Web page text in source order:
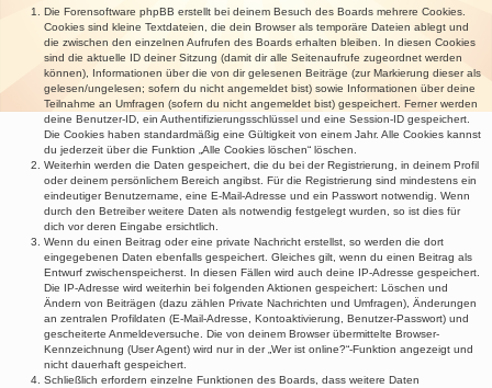
Die Forensoftware phpBB erstellt bei deinem Besuch des Boards mehrere Cookies.
Cookies sind kleine Textdateien, die dein Browser als temporäre Dateien ablegt und
die zwischen den einzelnen Aufrufen des Boards erhalten bleiben. In diesen Cookies
sind die aktuelle ID deiner Sitzung (damit dir alle Seitenaufrufe zugeordnet werden
können), Informationen über die von dir gelesenen Beiträge (zur Markierung dieser als
gelesen/ungelesen; sofern du nicht angemeldet bist) sowie Informationen über deine
Teilnahme an Umfragen (sofern du nicht angemeldet bist) gespeichert. Ferner werden
deine Benutzer-ID, ein Authentifizierungsschlüssel und eine Session-ID gespeichert.
Die Cookies haben standardmäßig eine Gültigkeit von einem Jahr. Alle Cookies kannst
du jederzeit über die Funktion „Alle Cookies löschen“ löschen.
Weiterhin werden die Daten gespeichert, die du bei der Registrierung, in deinem Profil
oder deinem persönlichem Bereich angibst. Für die Registrierung sind mindestens ein
eindeutiger Benutzername, eine E-Mail-Adresse und ein Passwort notwendig. Wenn
durch den Betreiber weitere Daten als notwendig festgelegt wurden, so ist dies für
dich vor deren Eingabe ersichtlich.
Wenn du einen Beitrag oder eine private Nachricht erstellst, so werden die dort
eingegebenen Daten ebenfalls gespeichert. Gleiches gilt, wenn du einen Beitrag als
Entwurf zwischenspeicherst. In diesen Fällen wird auch deine IP-Adresse gespeichert.
Die IP-Adresse wird weiterhin bei folgenden Aktionen gespeichert: Löschen und
Ändern von Beiträgen (dazu zählen Private Nachrichten und Umfragen), Änderungen
an zentralen Profildaten (E-Mail-Adresse, Kontoaktivierung, Benutzer-Passwort) und
gescheiterte Anmeldeversuche. Die von deinem Browser übermittelte Browser-
Kennzeichnung (User Agent) wird nur in der „Wer ist online?“-Funktion angezeigt und
nicht dauerhaft gespeichert.
Schließlich erfordern einzelne Funktionen des Boards, dass weitere Daten